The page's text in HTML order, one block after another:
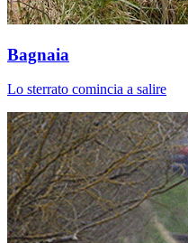
Bagnaia
Lo sterrato comincia a salire